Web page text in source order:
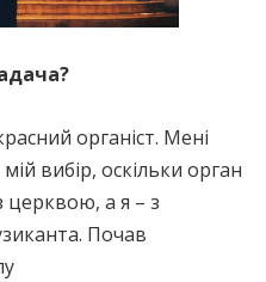
органіст. Мені
вибір, оскільки орган
церквою, а я – з
Почав